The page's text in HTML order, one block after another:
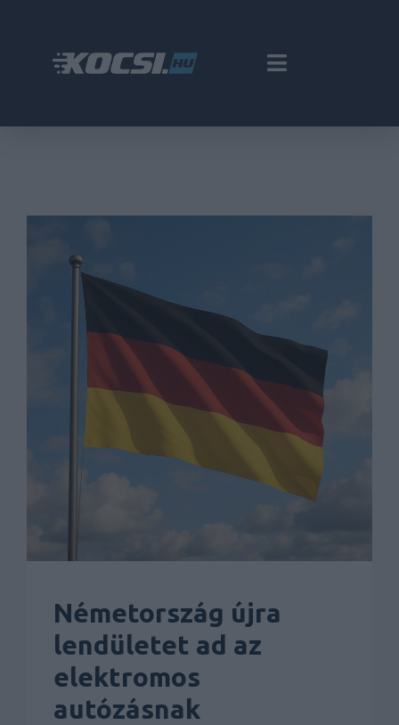
Németország újra
lendületet ad az
elektromos
autózásnak